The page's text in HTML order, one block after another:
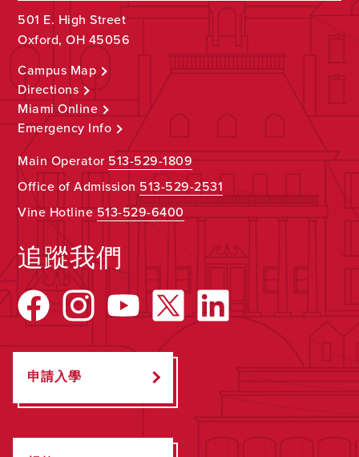
501 E. High Street
Oxford, OH 45056
Campus Map
Directions
Miami Online
Emergency Info
Main Operator513-529-1809
Office of Admission 513-529-2531
Vine Hotline513-529-6400
追蹤我們
申請入學